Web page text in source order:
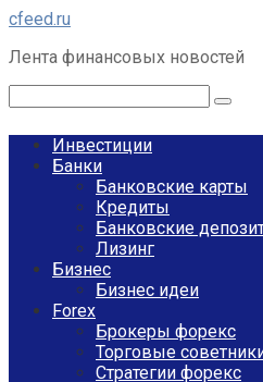
Перейти
контенту
cfeed.ru
Лента финансовых новостей
Инвестиции
Банки
Банковские карты
Кредиты
Банковские
Лизинг
Бизнес
Бизнес идеи
Forex
Брокеры форекс
Торговые
Стратегии форекс